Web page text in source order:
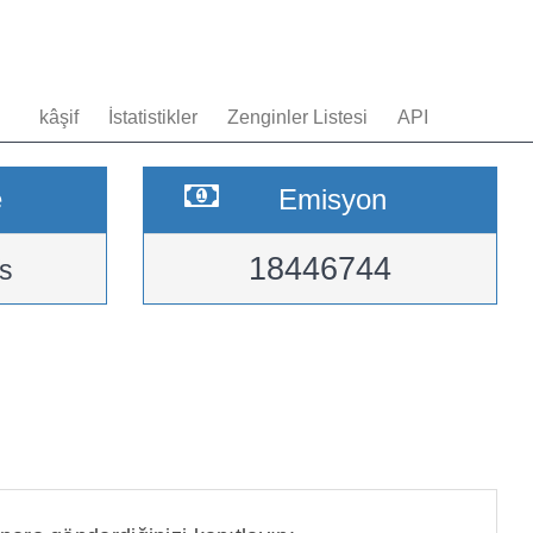
kâşif İstatistikler Zenginler Listesi API
Emisyon
18446744